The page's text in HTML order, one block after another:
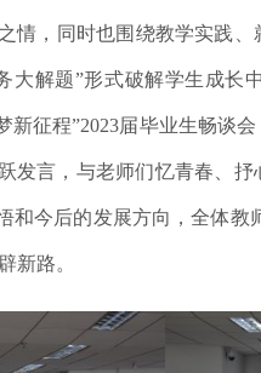
情， 同时也围绕教学实践、
大解题”形式破解学生成长
新征程”2023届毕业生畅谈
发言，与老师们忆青春、
和今后的发展方向 ，全体教
新路。